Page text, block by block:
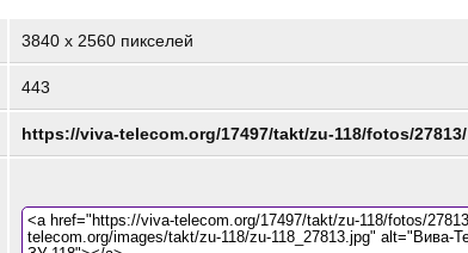
3840x 2560 пикселей
443
https://viva-telecom.org/17497/takt/zu-118/fotos/27813/